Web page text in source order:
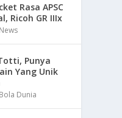
Rasa APSC
Ricoh GR IIIx
News
Punya
Yang Unik
Bola Dunia